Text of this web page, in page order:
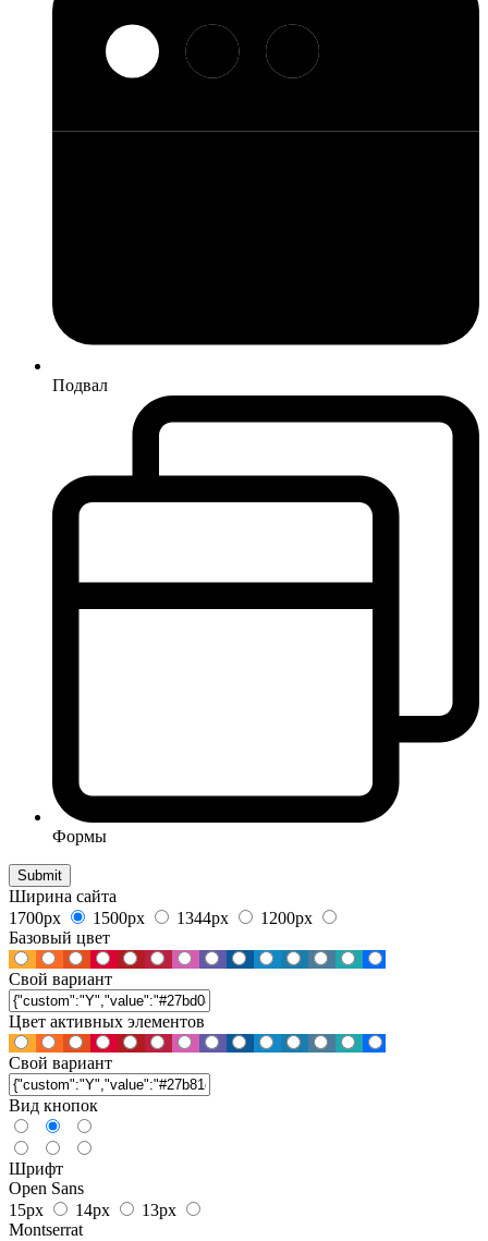
Подвал
Формы
Ширина сайта
1700px
1500px 1344px
1200px
Базовый цвет
Свой вариант
Цвет активных элементов
Свой вариант
Вид кнопок
Шрифт
Open Sans
15px
14px
13px
Montserrat